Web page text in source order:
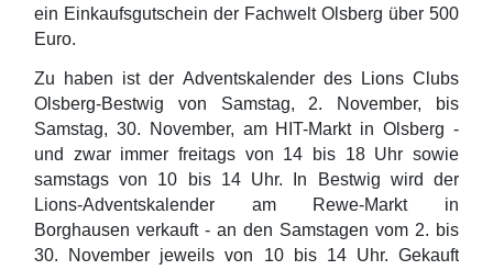
ein Einkaufsgutschein der Fachwelt Olsberg über 500
Euro.
Zu haben ist der Adventskalender des Lions Clubs
Olsberg-Bestwig von Samstag, 2. November, bis
Samstag, 30. November, am HIT-Markt in Olsberg -
und zwar immer freitags von 14 bis 18 Uhr sowie
samstags von 10 bis 14 Uhr. In Bestwig wird der
Lions-Adventskalender am Rewe-Markt in
Borghausen verkauft - an den Samstagen vom 2. bis
30. November jeweils von 10 bis 14 Uhr. Gekauft